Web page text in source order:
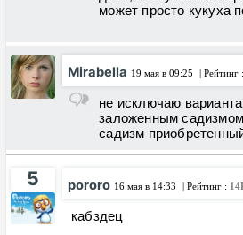
может просто кукуха
Mirabella 19 мая в 09:25 | Рейтинг :
не исключаю варианта
заложенным
садизм
5 pororo 16 мая в 14:33 | Рейтинг :
кабздец